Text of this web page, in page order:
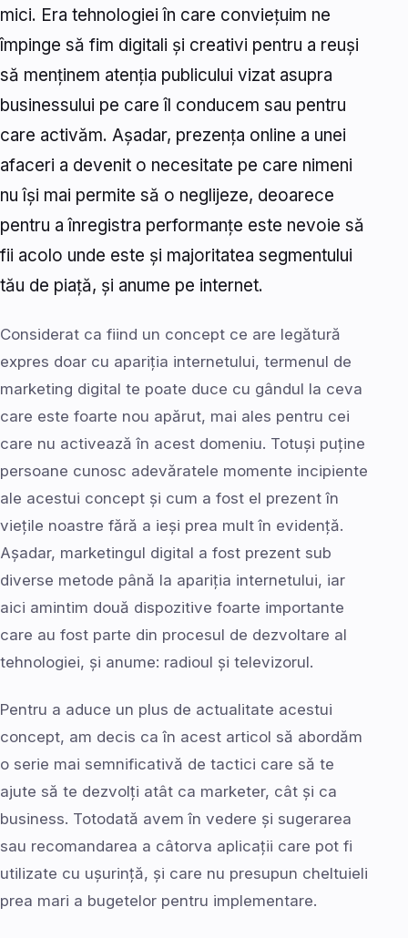
mici. Era tehnologiei în care conviețuim ne
împinge să fim digitali și creativi pentru a reuși
să menținem atenția publicului vizat asupra
businessului pe care îl conducem sau pentru
care activăm. Așadar, prezența online a unei
afaceri a devenit o necesitate pe care nimeni
nu își mai permite să o neglijeze, deoarece
pentru a înregistra performanțe este nevoie să
fii acolo unde este și majoritatea segmentului
tău de piață, și anume pe internet.
Considerat ca fiind un concept ce are legătură
expres doar cu apariția internetului, termenul de
marketing digital te poate duce cu gândul la ceva
care este foarte nou apărut, mai ales pentru cei
care nu activează în acest domeniu. Totuși puține
persoane cunosc adevăratele momente incipiente
ale acestui concept și cum a fost el prezent în
viețile noastre fără a ieși prea mult în evidență.
Așadar, marketingul digital a fost prezent sub
diverse metode până la apariția internetului, iar
aici amintim două dispozitive foarte importante
care au fost parte din procesul de dezvoltare al
tehnologiei, și anume: radioul și televizorul.
Pentru a aduce un plus de actualitate acestui
concept, am decis ca în acest articol să abordăm
o serie mai semnificativă de tactici care să te
ajute să te dezvolți atât ca marketer, cât și ca
business. Totodată avem în vedere și sugerarea
sau recomandarea a câtorva aplicații care pot fi
utilizate cu ușurință, și care nu presupun cheltuieli
prea mari a bugetelor pentru implementare.